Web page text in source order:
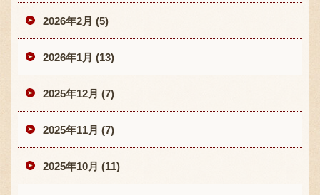
2026年2月 (5)
2026年1月 (13)
2025年12月 (7)
2025年11月 (7)
2025年10月 (11)